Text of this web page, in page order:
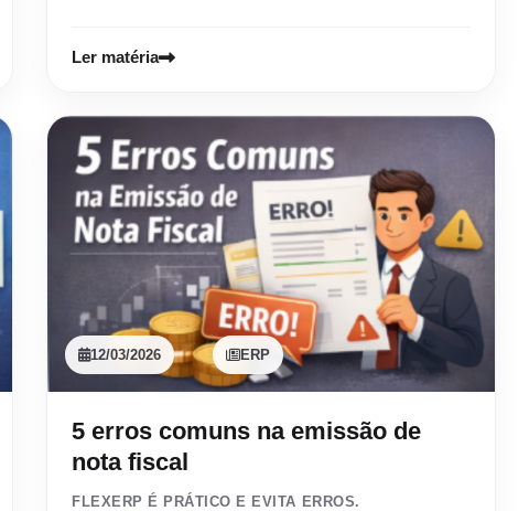
Ler matéria
12/03/2026 ERP
5 erros comuns na emissão de
nota fiscal
FLEXERP É PRÁTICO E EVITA ERROS.